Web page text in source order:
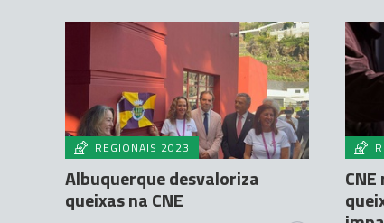
REGIONAIS 2023
Albuquerque desvaloriza
queixas na CNE